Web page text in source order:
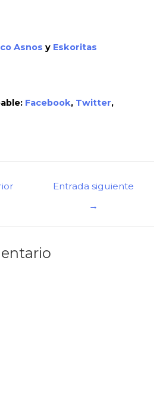
Asnos y Eskoritas
Facebook, Twitter,
Entrada siguiente
→